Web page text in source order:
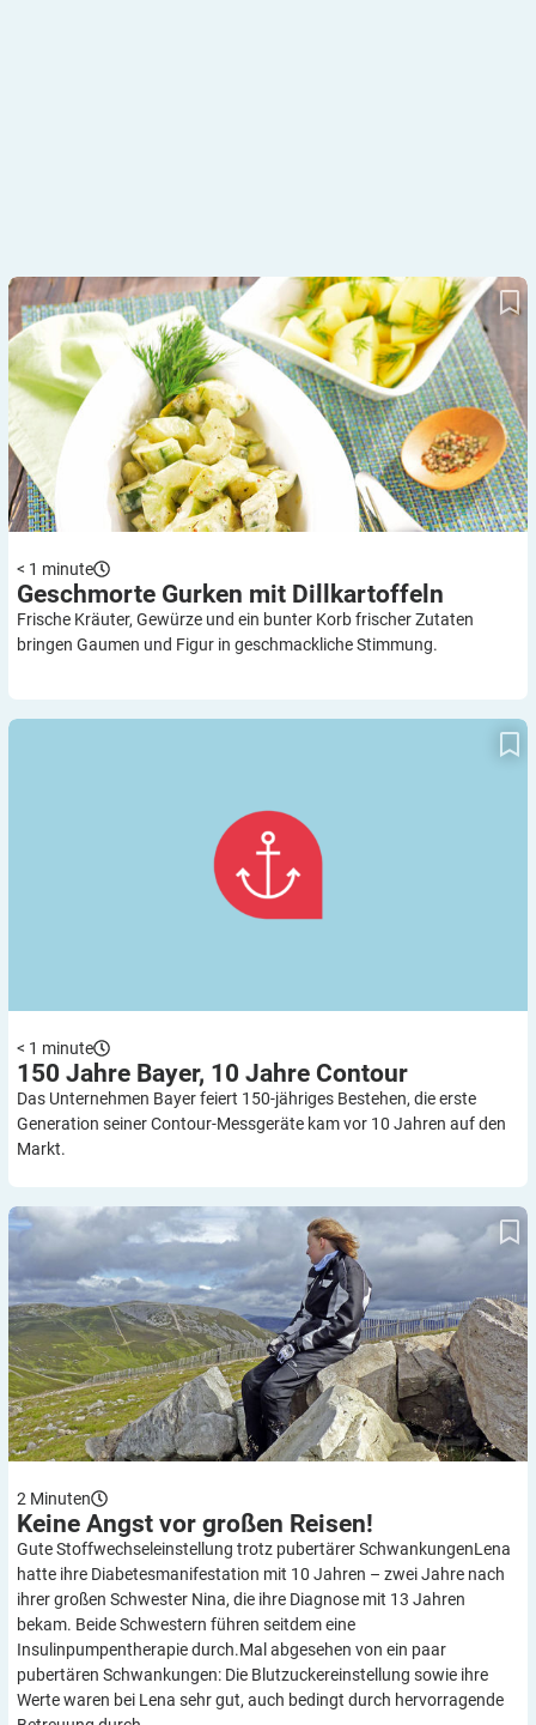
Geschmorte Gurken mit Dillkartoffeln
< 1 minute
Geschmorte Gurken mit Dillkartoffeln
Frische Kräuter, Gewürze und ein bunter Korb frischer Zutaten
bringen Gaumen und Figur in geschmackliche Stimmung.
< 1 minute
150 Jahre Bayer, 10 Jahre Contour
Das Unternehmen Bayer feiert 150-jähriges Bestehen, die erste
Generation seiner Contour-Messgeräte kam vor 10 Jahren auf den
Markt.
Keine Angst vor großen Reisen!
2 Minuten
Keine Angst vor großen Reisen!
Gute Stoffwechseleinstellung trotz pubertärer SchwankungenLena
hatte ihre Diabetesmanifestation mit 10 Jahren – zwei Jahre nach
ihrer großen Schwester Nina, die ihre Diagnose mit 13 Jahren
bekam. Beide Schwestern führen seitdem eine
Insulinpumpentherapie durch.Mal abgesehen von ein paar
pubertären Schwankungen: Die Blutzuckereinstellung sowie ihre
Werte waren bei Lena sehr gut, auch bedingt durch hervorragende